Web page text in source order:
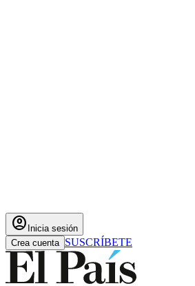
account_circle Inicia sesión
Crea cuenta SUSCRÍBETE